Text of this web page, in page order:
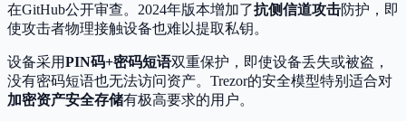
在GitHub公开审查。2024年版本增加了抗侧信道攻击防护，即
使攻击者物理接触设备也难以提取私钥。
设备采用PIN码+密码短语双重保护，即使设备丢失或被盗，
没有密码短语也无法访问资产。Trezor的安全模型特别适合对
加密资产安全存储有极高要求的用户。